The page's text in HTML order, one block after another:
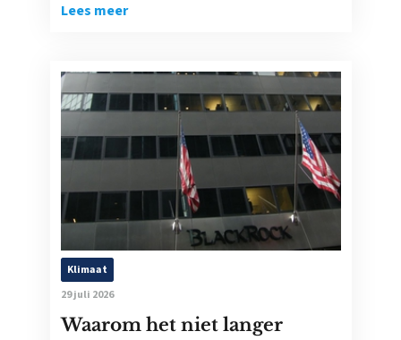
Lees meer
Klimaat
29 juli 2026
Waarom het niet langer